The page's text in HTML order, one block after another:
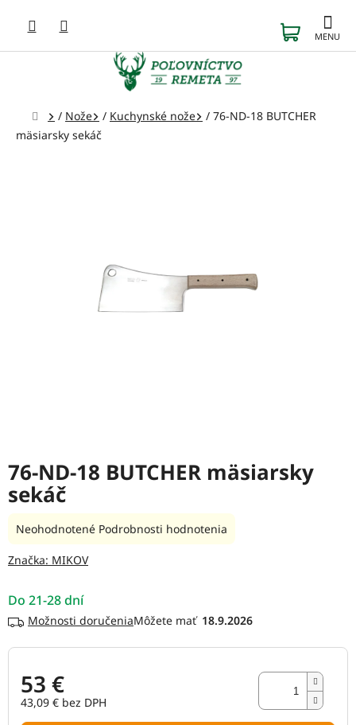
obsah
KOŠÍK
Domov
/ Nože / Kuchynské nože / 76-ND-18 BUTCHER
mäsiarsky sekáč
76-ND-18 BUTCHER mäsiarsky
sekáč
Do 21-28 dní
18.9.2026
Možnosti doručenia
53 €
43,09 € bez DPH
Priemerné
produktu
z
5
Neohodnotené Podrobnosti hodnotenia
Značka: MIKOV